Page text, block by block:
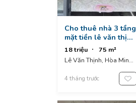
Cho thuê nhà 3 tầng
mặt tiền lê văn thịnh
- hoà minh gần kinh
dương vương và
nguyễn tất thành
18 triệu
75 m²
Lê Văn Thịnh, Hòa Minh,
Vietnam
4 tháng trước